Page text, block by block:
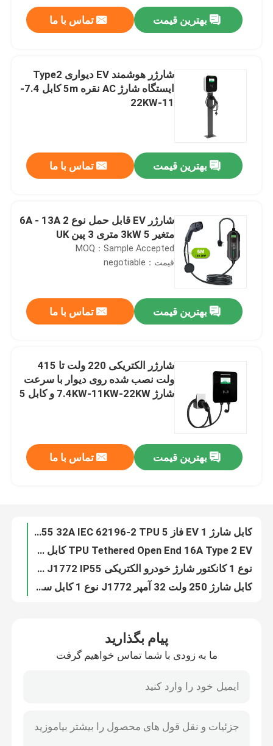
صفحه اصلی
محصولات
درباره ما
کنترل کیفیت
با ما تماس بگیرید
بهترین قیمت تماس با ما
شارژر هوشمند EV دیواری Type2
ایستگاه شارژ AC نقره 5m کابل 7.4-
11-22KW
بهترین قیمت تماس با ما
شارژر EV قابل حمل نوع 2 6A - 13A
متغیر 3kW 5 متری 3 پین UK
MOQ：Sample Accepted
قیمت：negotiable
بهترین قیمت تماس با ما
شارژر الکتریکی 220 ولت تا 415
ولت نصب شده روی دیوار با سرعت
شارژ 7.4KW-11KW-22KW و کابل 5
بهترین قیمت تماس با ما
Automotive J1772 Plug Tethered Cable Type 1 EV Charging Cable 5M
کابل ترمو پلاستیک نوع 1 EV برای شارژر ماشین الکتریکی 16A 32A
کابل شارژ خانگی 3 فاز نوع 2 380 ولت IEC 62196-2
کابل شارژ 16 آمپری 11 کیلووات سیلیکونی 5 متری EV کابل شارژ نوع 2 IEC 62196-2
EVSE UL94V-O CCS Combo 1 Adapter EV Charging Adapter 1000VDC
پیام بگذارید
ما به زودی با شما تماس خواهیم گرفت